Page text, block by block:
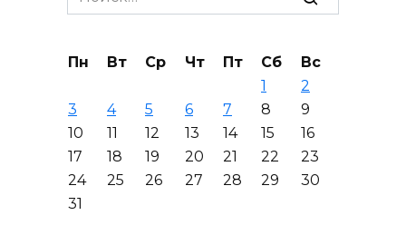
for:
Пн Вт Ср Чт Пт Сб
Вс
1
2
3
4 5 6 7 8
9
10
11 12 13 14 15
16
17
18 19 20 21 22
23
24
25 26 27 28 29
30
31